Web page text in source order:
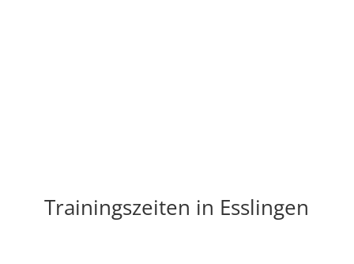
Trainingszeiten in Esslingen